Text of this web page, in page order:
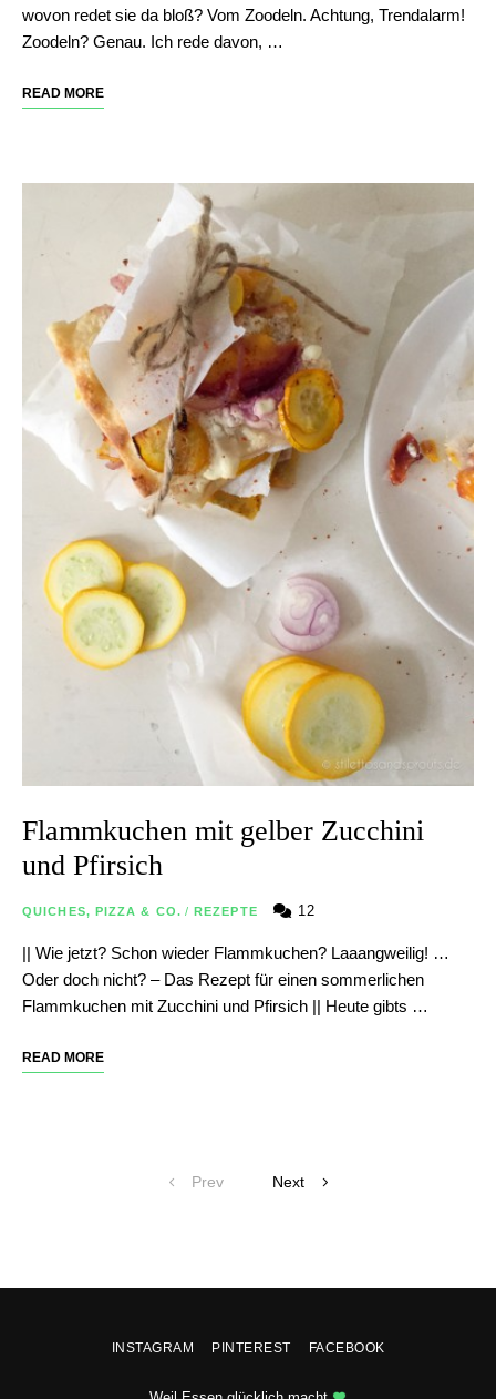
wovon redet sie da bloß? Vom Zoodeln. Achtung, Trendalarm!
Zoodeln? Genau. Ich rede davon, …
READ MORE
Flammkuchen mit gelber Zucchini
und Pfirsich
QUICHES, PIZZA & CO. / REZEPTE 12
|| Wie jetzt? Schon wieder Flammkuchen? Laaangweilig! …
Oder doch nicht? – Das Rezept für einen sommerlichen
Flammkuchen mit Zucchini und Pfirsich || Heute gibts …
READ MORE
Prev Next
INSTAGRAM PINTEREST FACEBOOK